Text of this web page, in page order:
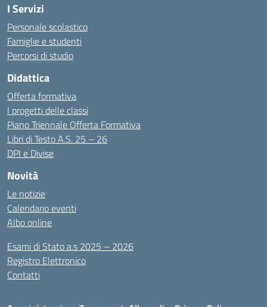
I Servizi
Personale scolastico
Famiglie e studenti
Percorsi di studio
Didattica
Offerta formativa
I progetti delle classi
Piano Triennale Offerta Formativa
Libri di Testo A.S. 25 – 26
DPI e Divise
Novità
Le notizie
Calendario eventi
Albo online
Esami di Stato a.s 2025 – 2026
Registro Elettronico
Contatti